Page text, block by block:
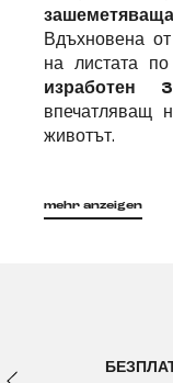
Вдъхновена от
на листата
изработен
впечатляващ
животът.
mehr anzeigen